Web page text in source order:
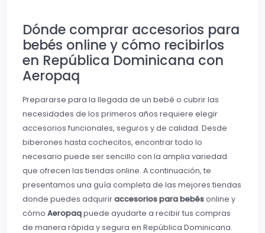
Dónde comprar accesorios para
bebés online y cómo recibirlos
en República Dominicana con
Aeropaq
Prepararse para la llegada de un bebé o cubrir las
necesidades de los primeros años requiere elegir
accesorios funcionales, seguros y de calidad. Desde
biberones hasta cochecitos, encontrar todo lo
necesario puede ser sencillo con la amplia variedad
que ofrecen las tiendas online. A continuación, te
presentamos una guía completa de las mejores tiendas
donde puedes adquiriraccesorios para bebésonline y
cómo Aeropaqpuede ayudarte a recibir tus compras
de manera rápida y segura en República Dominicana.